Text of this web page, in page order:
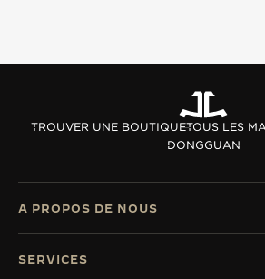
LE VIRTUOSE DU SON
LE PIONNIER DE LA PRÉCISION
TROUVER UNE BOUTIQUETOUS LES
DONGGUAN
A PROPOS DE NOUS
SERVICES